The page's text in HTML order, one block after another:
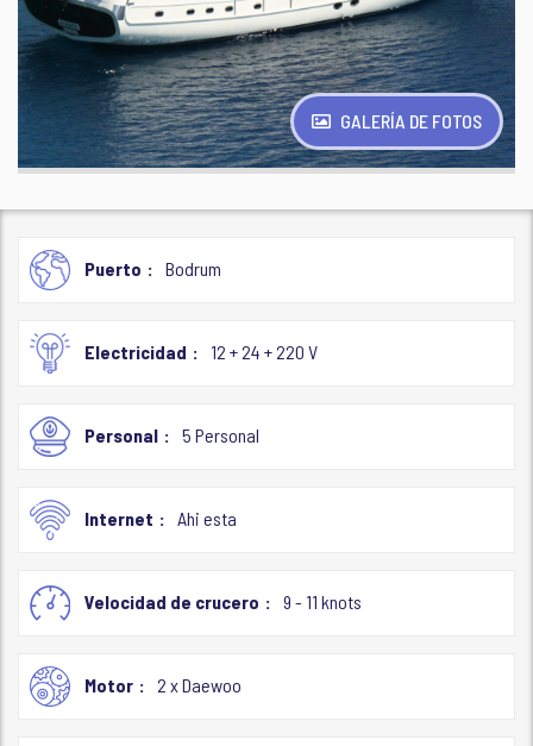
GALERÍA DE FOTOS
Puerto Bodrum
Electricidad 12 + 24 + 220 V
Personal 5 Personal
Internet Ahi esta
Velocidad de crucero 9 - 11 knots
Motor 2 x Daewoo